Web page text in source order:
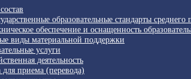
образовательные стандарты
обеспечение и оснащенность
виды материальной поддержки
услуги
деятельность
для приема (перевода)